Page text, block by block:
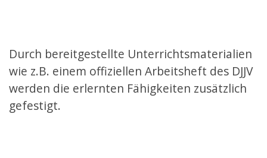
Durch bereitgestellte Unterrichtsmaterialien
wie z.B. einem offiziellen Arbeitsheft des DJJV
werden die erlernten Fähigkeiten zusätzlich
gefestigt.